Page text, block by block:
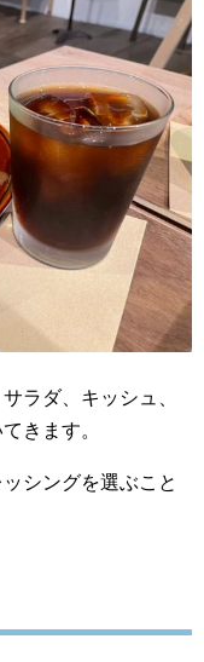
ラダ、キッシュ、
きます。
シングを選ぶこと